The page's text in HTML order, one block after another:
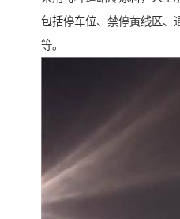
包括停车位、禁停黄线区、
等。